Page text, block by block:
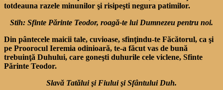
totdeauna razele minunilor şi risipeşti negura patimilor.
Stih: Sfinte Părinte Teodor, roagă-te lui Dumnezeu pentru noi.
Din pântecele maicii tale, cuvioase, sfinţindu-te Făcătorul, ca şi
pe Proorocul Ieremia odinioară, te-a făcut vas de bună
trebuinţă Duhului, care goneşti duhurile cele viclene, Sfinte
Părinte Teodor.
Slavă Tatălui şi Fiului şi Sfântului Duh.